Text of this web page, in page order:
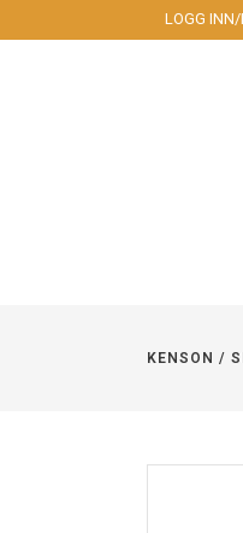
LOGG INN/
KENSON /